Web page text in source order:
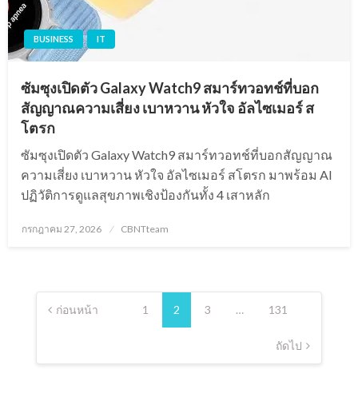
BUSINESS IT
ซัมซุงเปิดตัว Galaxy Watch9 สมาร์ทวอทช์ที่บอก
สัญญาณความเสี่ยง เบาหวาน หัวใจ อัลไซเมอร์ ส
โตรก
ซัมซุงเปิดตัว Galaxy Watch9 สมาร์ทวอทช์ที่บอกสัญญาณ
ความเสี่ยง เบาหวาน หัวใจ อัลไซเมอร์ สโตรก มาพร้อม AI
ปฏิวัติการดูแลสุขภาพเชิงป้องกันทั้ง 4 เสาหลัก
Posted
กรกฎาคม 27, 2026 CBNTteam
Posts
pagination
ก่อนหน้า 1 2 3 … 131
ถัดไป